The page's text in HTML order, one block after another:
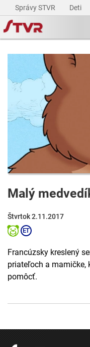
Správy STVR Deti
Malý
Štvrtok 2.11.2017
Francúzsky kreslený
priateľoch a mamičke,
pomôcť.